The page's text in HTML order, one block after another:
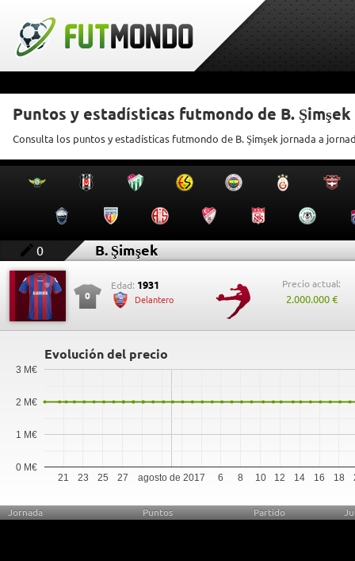
Puntos y estadísticas futmondo de B. Şimşek
Consulta los puntos y estadísticas futmondo de B. Şimşek jornada a
0 B. Şimşek
0
Edad: 1931
Delantero
Precio actual:
2.000.000 €
Evolución del precio
agosto de 2017
21 23 25 27 6 8 10 12 14 16 18
0 M€
1 M€
2 M€
3 M€
Jornada Puntos Partido